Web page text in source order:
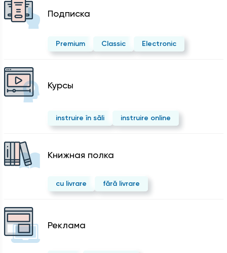
Подписка
Premium Classic Electronic
Курсы
instruire în săli instruire online
Kнижная полка
cu livrare fără livrare
Реклама